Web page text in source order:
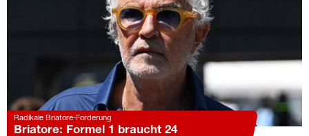
Radikale Briatore-Forderung
Briatore: Formel 1 braucht 24